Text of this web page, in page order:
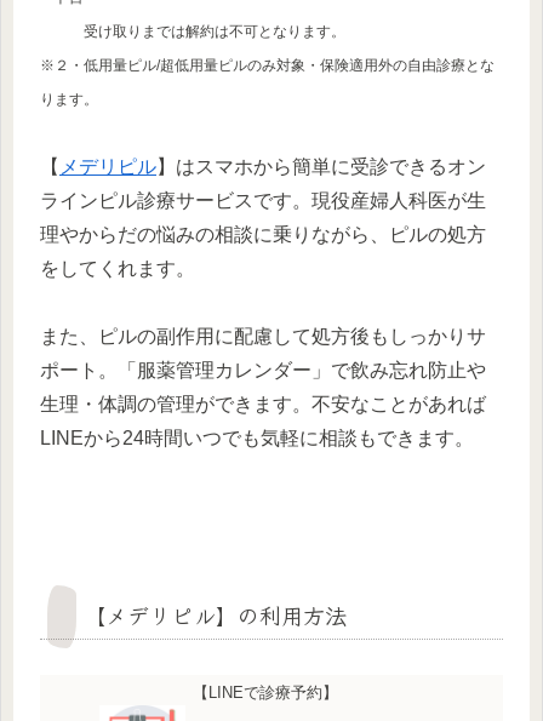
受け取りまでは解約は不可となります。
※２・低用量ピル/超低用量ピルのみ対象・保険適用外の自由診療とな
ります。
【 メデリピル】はスマホから簡単に受診できるオン
ラインピル診療サービスです。現役産婦人科医が生
理やからだの悩みの相談に乗りながら、ピルの処方
をしてくれます。
また、ピルの副作用に配慮して処方後もしっかりサ
ポート。「服薬管理カレンダー」で飲み忘れ防止や
生理・体調の管理ができます。不安なことがあれば
LINEから24時間いつでも気軽に相談もできます。
【メデリピル】の利用方法
【LINEで診療予約】